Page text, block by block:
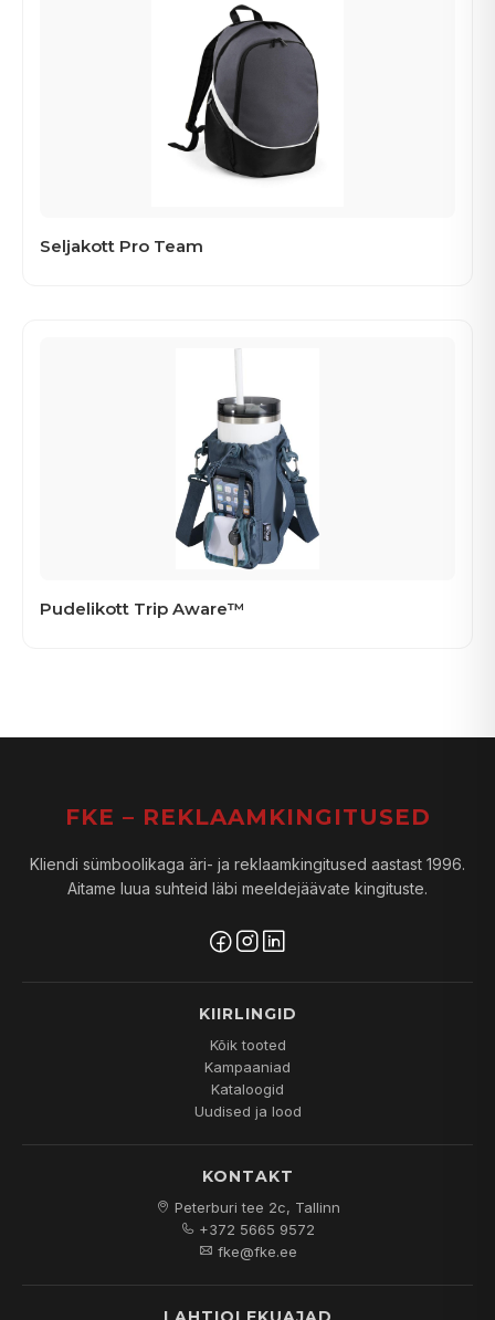
Seljakott Pro Team
Pudelikott Trip Aware™
FKE – REKLAAMKINGITUSED
Kliendi sümboolikaga äri- ja reklaamkingitused aastast 1996.
Aitame luua suhteid läbi meeldejäävate kingituste.
KIIRLINGID
Kõik tooted
Kampaaniad
Kataloogid
Uudised ja lood
KONTAKT
Peterburi tee 2c, Tallinn
+372 5665 9572
fke@fke.ee